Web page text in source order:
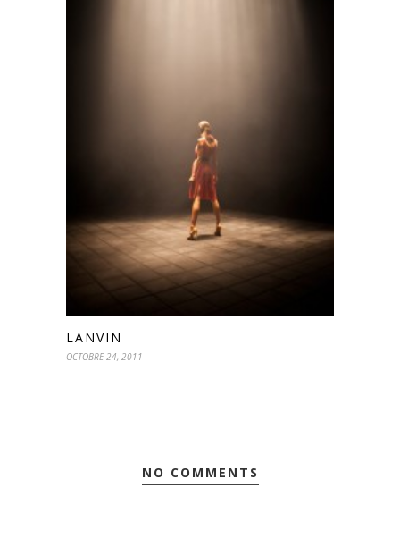
LANVIN
OCTOBRE 24, 2011
NO COMMENTS